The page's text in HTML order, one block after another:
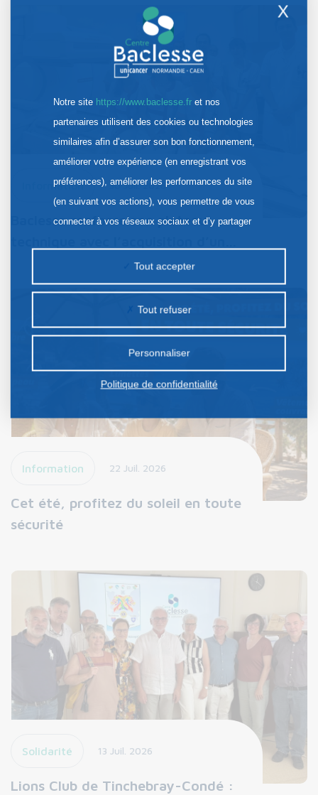
Information 30 Juil. 2026
Baclesse renforce son plateau
Information 22 Juil. 2026
Cet été, profitez du soleil en toute
sécurité
Solidarité 13 Juil. 2026
Lions Club de Tinchebray-Condé :
X
Notre site https://www.baclesse.fret nos
partenaires utilisent des cookies ou technologies
similaires afin d’assurer son bon fonctionnement,
améliorer votre expérience (en enregistrant vos
préférences), améliorer les performances du site
(en suivant vos actions), vous permettre de vous
connecter à vos réseaux sociaux et d’y partager
la publicité personnalisée sur notre site ou ceux de
nos partenaires. Certains traceurs non classés
préalable.
Tout accepter
Tout refuser
Personnaliser
Politique de confidentialité